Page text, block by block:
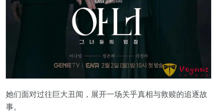
她们面对过往巨大丑闻，展开一场关乎真相与救赎的追逐故
事。